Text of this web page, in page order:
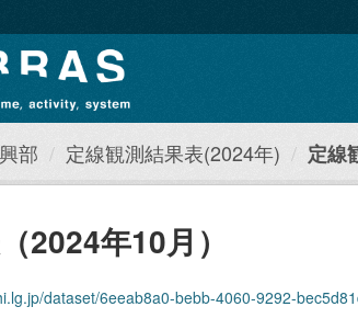
部 定線観測結果表(2024年) 定線
2024年10月）
dataset/6eeab8a0-bebb-4060-9292-bec5d81d4fbe/